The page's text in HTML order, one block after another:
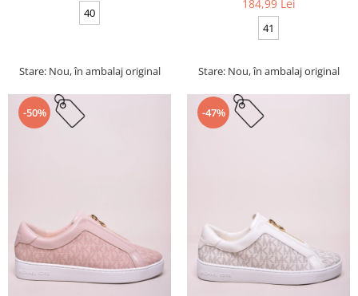
40
Stare: Nou, în ambalaj original
184,99 Lei
41
Stare: Nou, în ambalaj original
-50% -47%